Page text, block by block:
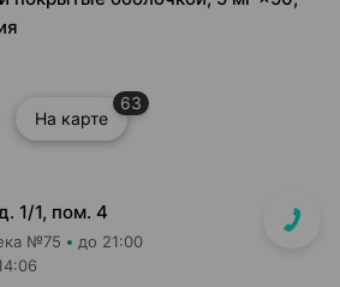
На карте
63
1/1, пом. 4
№75 до 21:00